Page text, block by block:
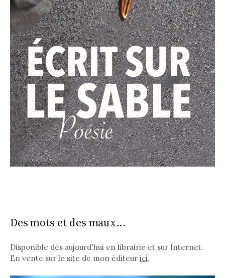
Des mots et des maux...
Disponible dès aujourd'hui en librairie et sur Internet.
En vente sur le site de mon éditeur ici.